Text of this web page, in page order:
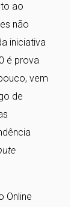
ao
não
iniciativa
é prova
vem
de
Online